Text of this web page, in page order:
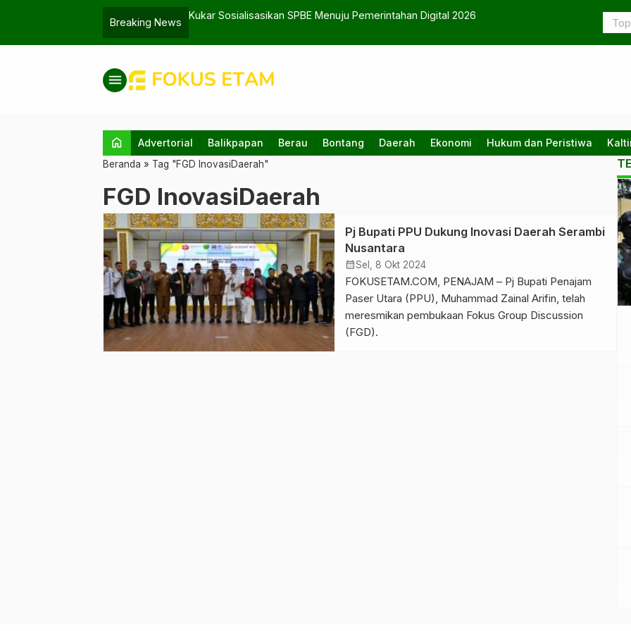
Breaking News
Kukar Sosialisasikan SPBE Menuju Pemerintahan Digital 2026 Desa
menu
home Advertorial Balikpapan Berau Bontang Daerah Ekonomi Hukum dan Peristiwa
Beranda » Tag "FGD InovasiDaerah"
FGD InovasiDaerah
Pj Bupati PPU usai membuka FGD dengan tema
riset dan inovasi untuk mendukung produk
unggulan. (Foto: Istimewa)
Pj Bupati PPU Dukung Inovasi Daerah Serambi
Nusantara
calendar_monthSel, 8 Okt 2024
FOKUSETAM.COM, PENAJAM – Pj Bupati Penajam
Paser Utara (PPU), Muhammad Zainal Arifin, telah
meresmikan pembukaan Fokus Group Discussion
(FGD).